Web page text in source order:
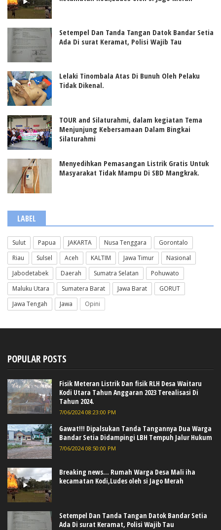
Setempel Dan Tanda Tangan Datok Bandar Setia
Ada Di surat Keramat, Polisi Wajib Tau
Lelaki Tinombala Atas Di Bunuh Oleh Pelaku
Tidak Dikenal.
TOUR and Silaturahmi, dalam kegiatan Tema
Menjunjung Kebersamaan Dalam Bingkai
Silaturahmi
Menyedihkan Pemasangan Listrik Gratis Untuk
Masyarakat Tidak Mampu Di SBD Mangkrak.
LABEL
Sulut Papua JAKARTA Nusa Tenggara
Gorontalo
Riau
Sulsel Aceh KALTIM Jawa Timur
Nasional
Jabodetabek
Daerah Sumatra Selatan
Pohuwato
Maluku Utara
Sumatera Barat Jawa Barat
GORUT
Jawa Tengah
Jawa Opini
POPULAR POSTS
Fisik Meteran Listrik Dan fisik RLH Desa Waitaru
Kodi Utara Tahun Anggaran 2023 Terealisasi Di
Tahun 2024.
7/06/2024 08:23:00 PM
Gawat!!! Dipalsukan Tanda Tangannya Dua Warga
Bandar Setia Didampingi LBH Tempuh Jalur Hukum
7/06/2024 08:50:00 PM
Breaking news... Rumah Warga Desa Mali iha
kecamatan Kodi,Ludes oleh si Jago Merah
Setempel Dan Tanda Tangan Datok Bandar Setia
Ada Di surat Keramat, Polisi Wajib Tau